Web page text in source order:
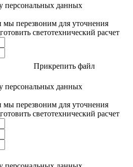
персональных данных
мы перезвоним для уточнения
светотехнический расчет
Прикрепить файл
персональных данных
мы перезвоним для уточнения
светотехнический расчет